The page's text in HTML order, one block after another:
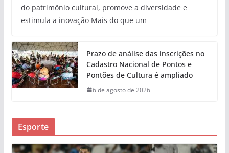
do patrimônio cultural, promove a diversidade e
estimula a inovação Mais do que um
Prazo de análise das inscrições no
Cadastro Nacional de Pontos e
Pontões de Cultura é ampliado
6 de agosto de 2026
Esporte